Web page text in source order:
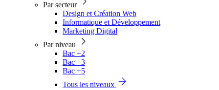
Par secteur
Design et Création Web
Informatique et Développement
Marketing Digital
Par niveau
Bac +2
Bac +3
Bac +5
Tous les niveaux